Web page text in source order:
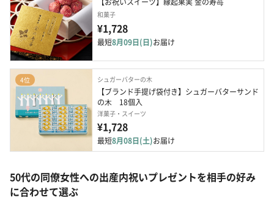
和菓子
¥1,728
最短8月09日(日)お届け
4位 シュガーバターの木
【ブランド手提げ袋付き】シュガーバターサンド
の⽊　18個入
洋菓子・スイーツ
¥1,728
最短8月08日(土)お届け
50代の同僚女性への出産内祝いプレゼントを相手の好み
に合わせて選ぶ